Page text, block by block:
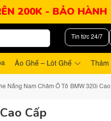
200K - BẢO
Tin tức 24/7
Áo Ghế – Lót Ghế
Nắng Nam Châm Ô Tô BMW 320i
Cấp